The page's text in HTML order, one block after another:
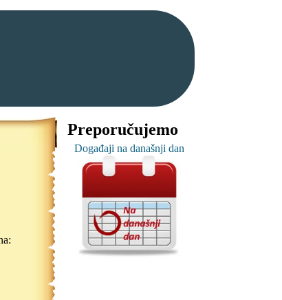
Preporučujemo
Događaji na današnji dan